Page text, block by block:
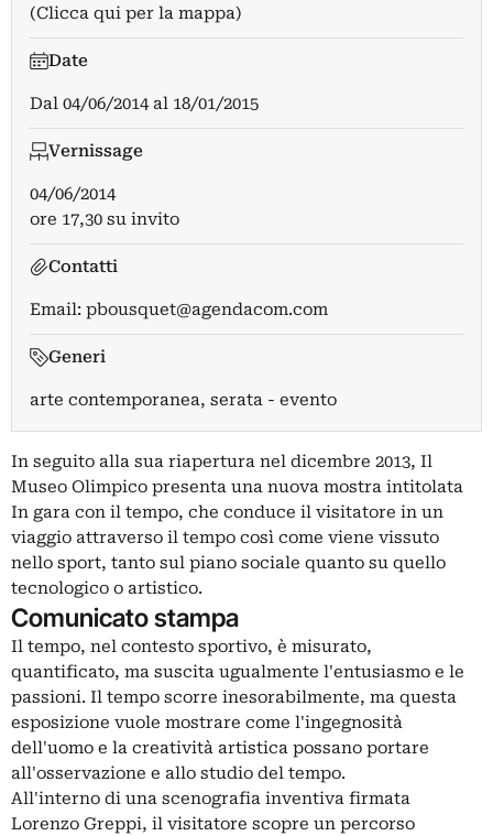
(Clicca qui per la mappa)
Date
Dal 04/06/2014al 18/01/2015
Vernissage
04/06/2014
ore 17,30 su invito
Contatti
Email: pbousquet@agendacom.com
Generi
arte contemporanea, serata - evento
In seguito alla sua riapertura nel dicembre 2013, Il
Museo Olimpico presenta una nuova mostra intitolata
In gara con il tempo, che conduce il visitatore in un
viaggio attraverso il tempo così come viene vissuto
nello sport, tanto sul piano sociale quanto su quello
tecnologico o artistico.
Comunicato stampa
Il tempo, nel contesto sportivo, è misurato,
quantificato, ma suscita ugualmente l'entusiasmo e le
passioni. Il tempo scorre inesorabilmente, ma questa
esposizione vuole mostrare come l'ingegnosità
dell'uomo e la creatività artistica possano portare
all'osservazione e allo studio del tempo.
All'interno di una scenografia inventiva firmata
Lorenzo Greppi, il visitatore scopre un percorso